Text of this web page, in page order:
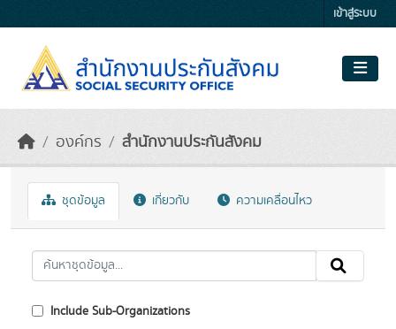
เข้าสู่ระบบ
องค์กร สำนักงานประกันสังคม
ชุดข้อมูล เกี่ยวกับ ความเคลื่อนไหว
Include Sub-Organizations